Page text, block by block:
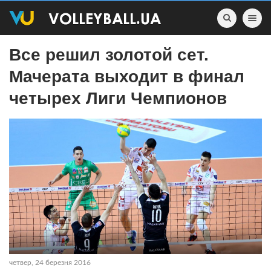
Toggle
Все решил золотой сет.
Мачерата выходит в финал
четырех Лиги Чемпионов
четвер, 24 березня 2016